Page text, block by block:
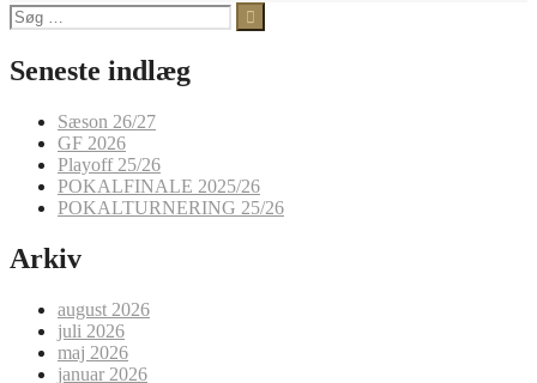
Søg
efter:
Seneste indlæg
Sæson 26/27
GF 2026
Playoff 25/26
POKALFINALE 2025/26
POKALTURNERING 25/26
Arkiv
august 2026
juli 2026
maj 2026
januar 2026